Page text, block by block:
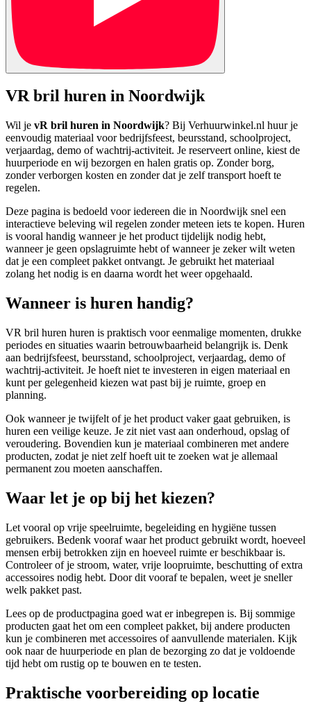
VR bril huren in Noordwijk
Wil je vR bril huren in Noordwijk? Bij Verhuurwinkel.nl huur je
eenvoudig materiaal voor bedrijfsfeest, beursstand, schoolproject,
verjaardag, demo of wachtrij-activiteit. Je reserveert online, kiest de
huurperiode en wij bezorgen en halen gratis op. Zonder borg,
zonder verborgen kosten en zonder dat je zelf transport hoeft te
regelen.
Deze pagina is bedoeld voor iedereen die in Noordwijk snel een
interactieve beleving wil regelen zonder meteen iets te kopen. Huren
is vooral handig wanneer je het product tijdelijk nodig hebt,
wanneer je geen opslagruimte hebt of wanneer je zeker wilt weten
dat je een compleet pakket ontvangt. Je gebruikt het materiaal
zolang het nodig is en daarna wordt het weer opgehaald.
Wanneer is huren handig?
VR bril huren huren is praktisch voor eenmalige momenten, drukke
periodes en situaties waarin betrouwbaarheid belangrijk is. Denk
aan bedrijfsfeest, beursstand, schoolproject, verjaardag, demo of
wachtrij-activiteit. Je hoeft niet te investeren in eigen materiaal en
kunt per gelegenheid kiezen wat past bij je ruimte, groep en
planning.
Ook wanneer je twijfelt of je het product vaker gaat gebruiken, is
huren een veilige keuze. Je zit niet vast aan onderhoud, opslag of
veroudering. Bovendien kun je materiaal combineren met andere
producten, zodat je niet zelf hoeft uit te zoeken wat je allemaal
permanent zou moeten aanschaffen.
Waar let je op bij het kiezen?
Let vooral op vrije speelruimte, begeleiding en hygiëne tussen
gebruikers. Bedenk vooraf waar het product gebruikt wordt, hoeveel
mensen erbij betrokken zijn en hoeveel ruimte er beschikbaar is.
Controleer of je stroom, water, vrije loopruimte, beschutting of extra
accessoires nodig hebt. Door dit vooraf te bepalen, weet je sneller
welk pakket past.
Lees op de productpagina goed wat er inbegrepen is. Bij sommige
producten gaat het om een compleet pakket, bij andere producten
kun je combineren met accessoires of aanvullende materialen. Kijk
ook naar de huurperiode en plan de bezorging zo dat je voldoende
tijd hebt om rustig op te bouwen en te testen.
Praktische voorbereiding op locatie